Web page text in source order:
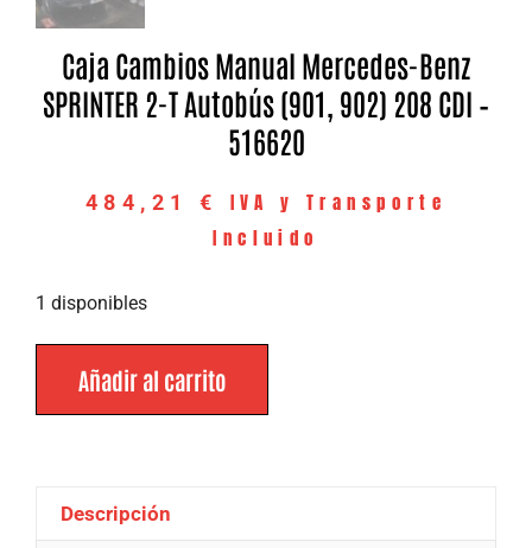
Caja Cambios Manual Mercedes-Benz
SPRINTER 2-T Autobús (901, 902) 208 CDI –
516620
484,21 €
IVA y Transporte
Incluido
1 disponibles
Añadir al carrito
Descripción